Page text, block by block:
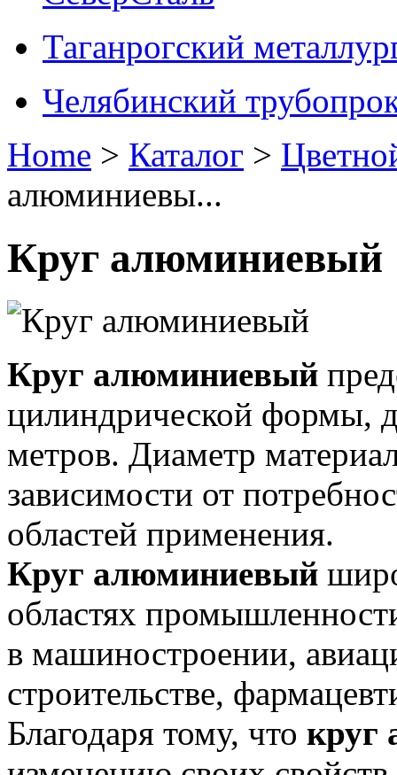
Таганрогский
Челябинский
Home > Каталог >
алюминиевы...
Круг алюминиевый
Круг алюминиевый
цилиндрической формы,
метров. Диаметр
зависимости от
областей применения.
Круг алюминиевый
областях
в машиностроении,
строительстве,
Благодаря тому, что круг